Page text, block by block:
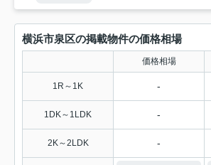
横浜市泉区の掲載物件の価格相場
価格相場
1R～1K -
1DK～1LDK -
2K～2LDK -